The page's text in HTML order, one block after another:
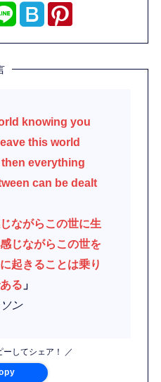
knowing you
this world
everything
can be dealt
ながらこの世に生
じながらこの世を
起きることは乗り
る 」
ン
ーしてシェア！ ／